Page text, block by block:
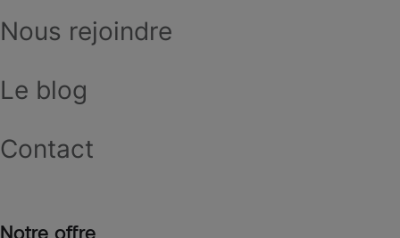
Nous rejoindre
Le blog
Contact
Notre offre